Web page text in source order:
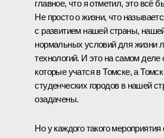
главное, что я отметил, это всё
Не просто о жизни, что
с развитием нашей страны,
нормальных условий для жизни
технологий. И это на самом деле
которые учатся в Томске, а
студенческих городов в нашей
озадачены.
Но у каждого такого